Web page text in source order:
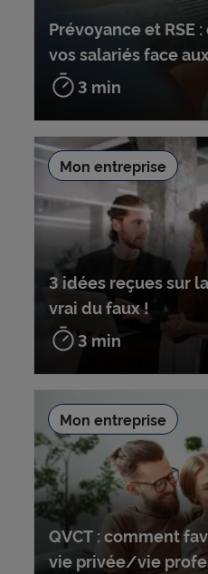
Prévoyance et RSE
vos salariés face
3 min
3 idées reçues sur
vrai du faux !
3 min
Mon entreprise
QVCT : comment
vie privée/vie
Mon entreprise